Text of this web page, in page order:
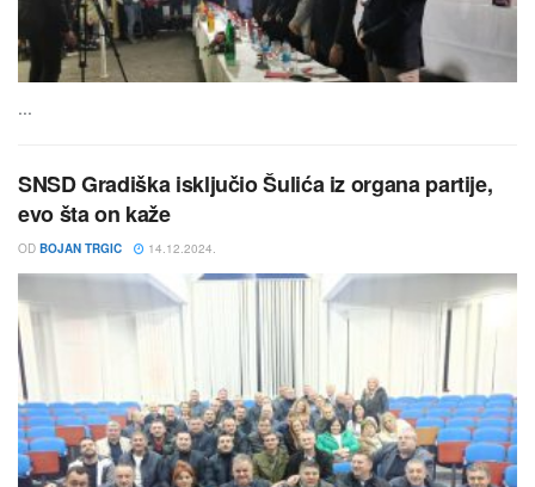
...
SNSD Gradiška isključio Šulića iz organa partije,
evo šta on kaže
OD BOJAN TRGIC 14.12.2024.